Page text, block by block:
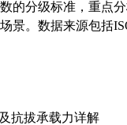
的分级标准，重点
景。数据来源包括
抗拔承载力详解